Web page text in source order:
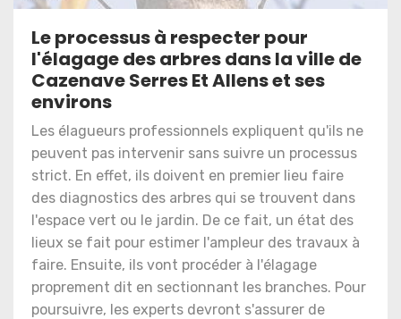
Le processus à respecter pour
l'élagage des arbres dans la ville de
Cazenave Serres Et Allens et ses
environs
Les élagueurs professionnels expliquent qu'ils ne
peuvent pas intervenir sans suivre un processus
strict. En effet, ils doivent en premier lieu faire
des diagnostics des arbres qui se trouvent dans
l'espace vert ou le jardin. De ce fait, un état des
lieux se fait pour estimer l'ampleur des travaux à
faire. Ensuite, ils vont procéder à l'élagage
proprement dit en sectionnant les branches. Pour
poursuivre, les experts devront s'assurer de